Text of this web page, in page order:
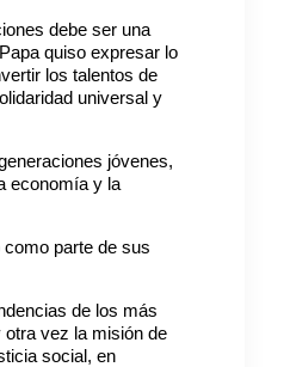
debe ser una
quiso expresar lo
los talentos de
universal y
jóvenes,
economía y la
parte de sus
de los más
otra vez la misión de
social, en